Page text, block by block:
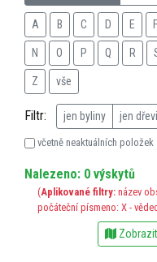
A B C D E F
N O P Q R
Z vše
Filtr: jen byliny jen
včetně neaktuálních položek
Nalezeno: 0 výskytů
(Aplikované filtry: název
počáteční písmeno: X -